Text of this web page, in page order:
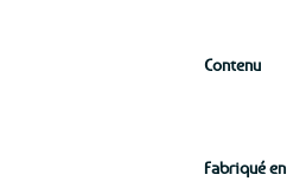
Contenu
Fabriqué en